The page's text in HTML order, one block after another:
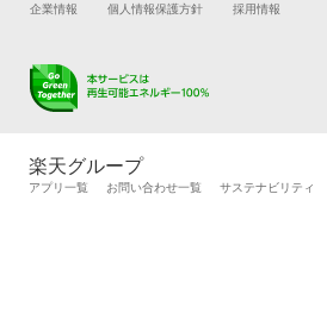
車検の基礎知識 キャン
試乗・商談 新車購入
キズ修理予約
メンテナンス管理
タイヤ交換サービス
自動車カタログ 自動車
企業情報 個人情報保護方針 採用情報
楽天グループ
アプリ一覧 お問い合わせ一覧 サステナビリティ